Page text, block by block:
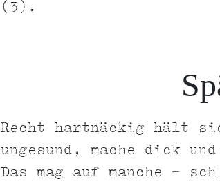
(3).
Recht hartnäckig hält
ungesund, mache dick
Das mag auf manche -